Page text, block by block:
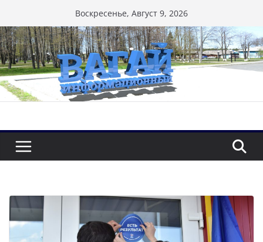
к
содержимому
Воскресенье, Август 9, 2026